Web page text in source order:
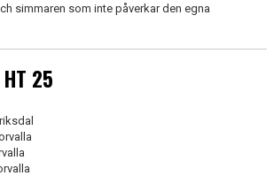
simmaren som inte påverkar den egna
25